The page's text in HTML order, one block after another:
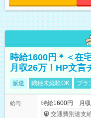
時給1600円＊＜在
月収26万！HP文言
派遣 職種未経験OK ブラ
給与
時給1600円 月収
交通費別途支